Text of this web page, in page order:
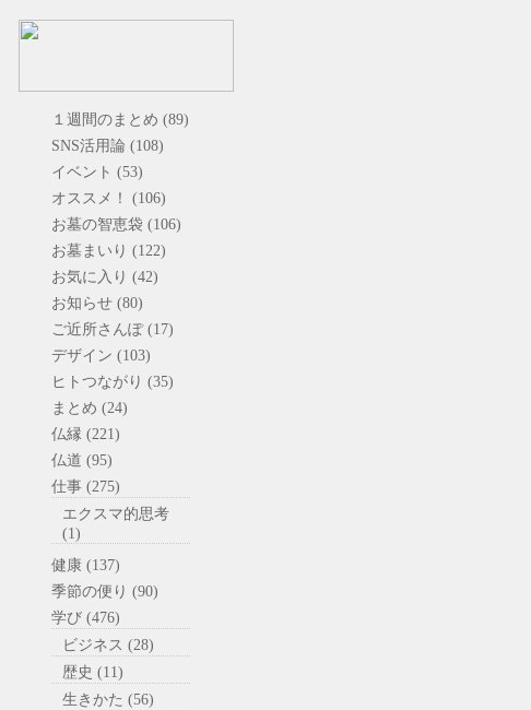
１週間のまとめ (89)
SNS活用論 (108)
イベント (53)
オススメ！ (106)
お墓の智恵袋 (106)
お墓まいり (122)
お気に入り (42)
お知らせ (80)
ご近所さんぽ (17)
デザイン (103)
ヒトつながり (35)
まとめ (24)
仏縁 (221)
仏道 (95)
仕事 (275)
エクスマ的思考
(1)
健康 (137)
季節の便り (90)
学び (476)
ビジネス (28)
歴史 (11)
生きかた (56)